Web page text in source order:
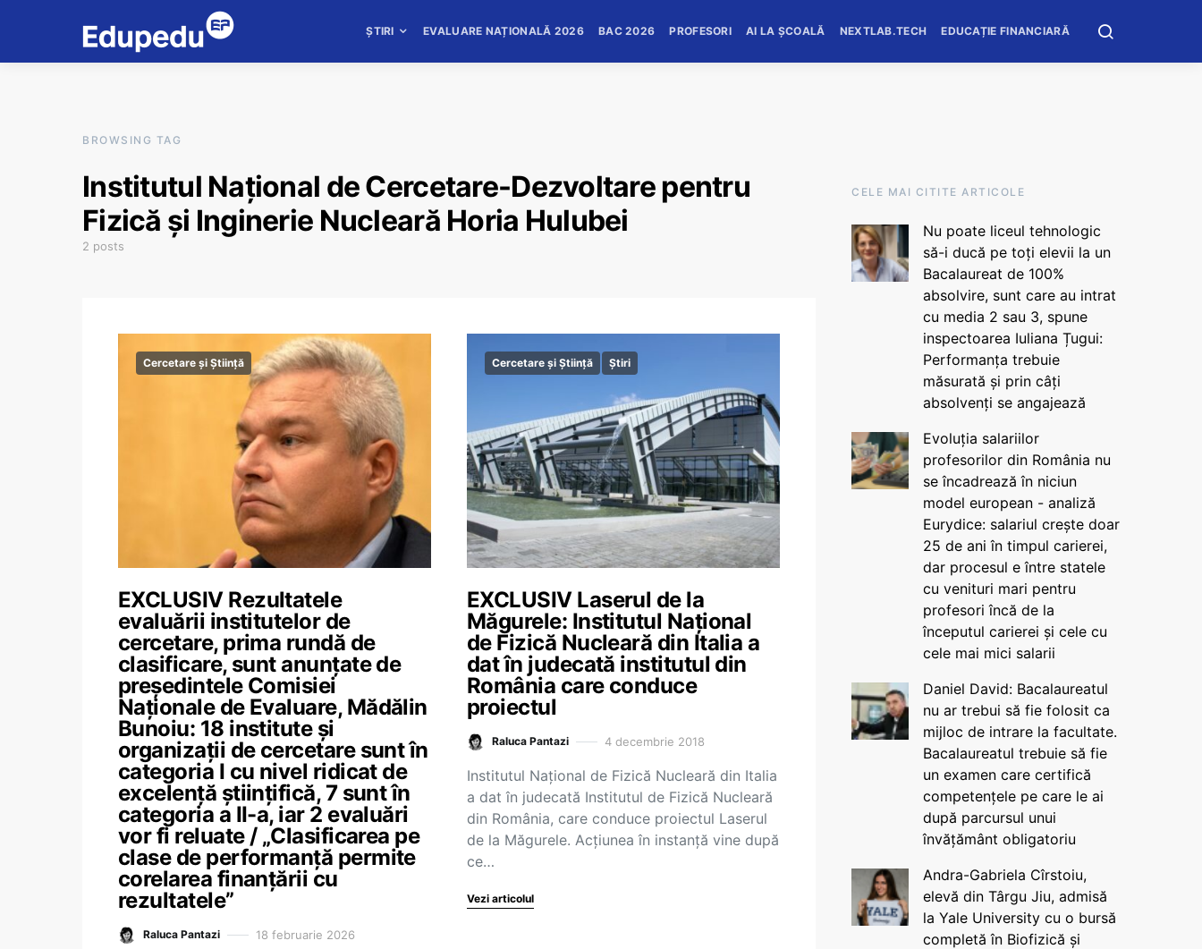
ȘTIRI EVALUARE NAȚIONALĂ 2026 BAC 2026 PROFESORI AI LA ȘCOALĂ NEXTLAB.TECH EDUCAȚIE FINANCIARĂ
BROWSING TAG
Institutul Național de Cercetare-Dezvoltare pentru
Fizică și Inginerie Nucleară Horia Hulubei
2 posts
Cercetare și Știință
EXCLUSIV Rezultatele
evaluării institutelor de
cercetare, prima rundă de
clasificare, sunt anunțate de
președintele Comisiei
Naționale de Evaluare, Mădălin
Bunoiu: 18 institute și
organizații de cercetare sunt în
categoria I cu nivel ridicat de
excelență științifică, 7 sunt în
categoria a II-a, iar 2 evaluări
vor fi reluate / „Clasificarea pe
clase de performanță permite
corelarea finanțării cu
rezultatele”
Raluca Pantazi 18 februarie 2026
Cercetare și Știință Știri
EXCLUSIV Laserul de la
Măgurele: Institutul Național
de Fizică Nucleară din Italia a
dat în judecată institutul din
România care conduce
proiectul
Raluca Pantazi 4 decembrie 2018
Institutul Național de Fizică Nucleară din Italia
a dat în judecată Institutul de Fizică Nucleară
din România, care conduce proiectul Laserul
de la Măgurele. Acțiunea în instanță vine după
ce…
Vezi articolul
CELE MAI CITITE ARTICOLE
Nu poate liceul tehnologic
să-i ducă pe toți elevii la un
Bacalaureat de 100%
absolvire, sunt care au intrat
cu media 2 sau 3, spune
inspectoarea Iuliana Țugui:
Performanța trebuie
măsurată și prin câți
absolvenți se angajează
Evoluția salariilor
profesorilor din România nu
se încadrează în niciun
model european - analiză
Eurydice: salariul crește doar
25 de ani în timpul carierei,
dar procesul e între statele
cu venituri mari pentru
profesori încă de la
începutul carierei și cele cu
cele mai mici salarii
Daniel David: Bacalaureatul
nu ar trebui să fie folosit ca
mijloc de intrare la facultate.
Bacalaureatul trebuie să fie
un examen care certifică
competențele pe care le ai
după parcursul unui
învățământ obligatoriu
Andra-Gabriela Cîrstoiu,
elevă din Târgu Jiu, admisă
la Yale University cu o bursă
completă în Biofizică și